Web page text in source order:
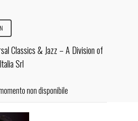
Classics & Jazz – A Division of
Srl
non disponibile